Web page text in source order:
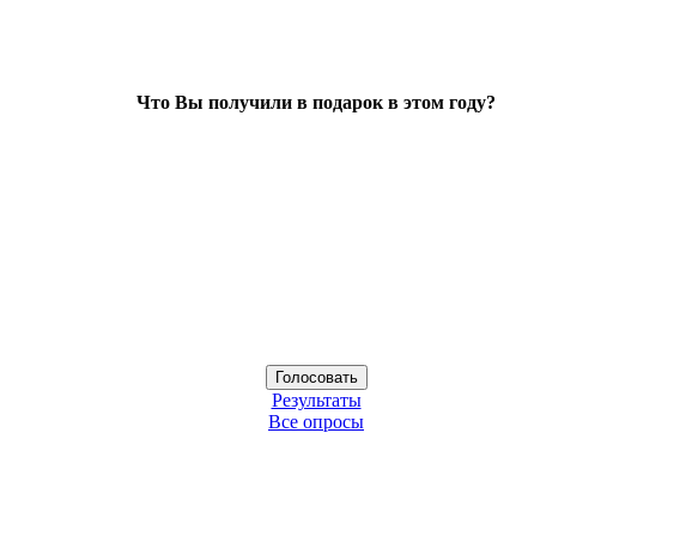
Что Вы получили в подарок в этом году?
Результаты
Все опросы